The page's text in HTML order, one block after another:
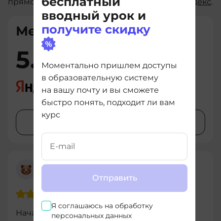
вводный урок и
получите скидку
Моментально пришлем доступы
в образовательную систему
на вашу почту и вы сможете
быстро понять, подходит ли вам
курс
Отправить
Я соглашаюсь на обработку
персональных данных
Алексей
4 декабря 2024
Начал прохождение курса "Сетевые
Мерион
5.0156 отзывов· 176 оценок